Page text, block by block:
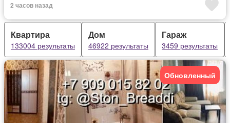
2 часов назад
Квартира
133004 результаты
Дом
46922 результаты
Гараж
3459 результаты
Обновленный